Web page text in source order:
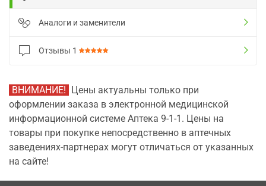
Аналоги и заменители
Отзывы 1
ВНИМАНИЕ! Цены актуальны только при
оформлении заказа в электронной медицинской
информационной системе Аптека 9-1-1. Цены на
товары при покупке непосредственно в аптечных
заведениях-партнерах могут отличаться от указанных
на сайте!